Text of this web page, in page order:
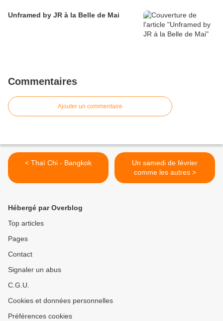
Unframed by JR à la Belle de Mai
Commentaires
Ajouter un commentaire
< Thaï Chi - Bangkok
Un samedi de février
comme les autres >
Hébergé par Overblog
Top articles
Pages
Contact
Signaler un abus
C.G.U.
Cookies et données personnelles
Préférences cookies